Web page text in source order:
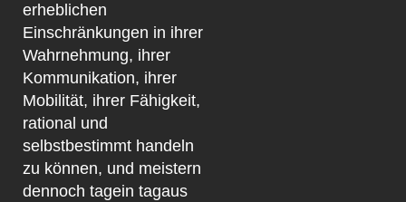
erheblichen
Einschränkungen in ihrer
Wahrnehmung, ihrer
Kommunikation, ihrer
Mobilität, ihrer Fähigkeit,
rational und
selbstbestimmt handeln
zu können, und meistern
dennoch tagein tagaus